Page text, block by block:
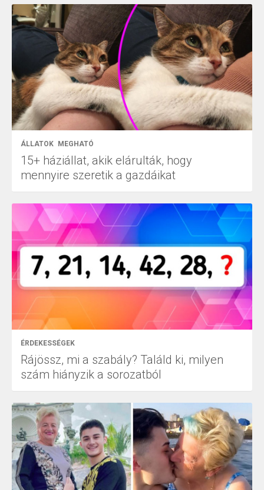
ÁLLATOK MEGHATÓ
15+ háziállat, akik elárulták, hogy
mennyire szeretik a gazdáikat
ÉRDEKESSÉGEK
Rájössz, mi a szabály? Találd ki, milyen
szám hiányzik a sorozatból